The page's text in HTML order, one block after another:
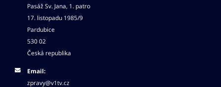
Pasáž Sv. Jana, 1. patro
17. listopadu 1985/9
Pardubice
530 02
Česká republika
Email:
zpravy@v1tv.cz